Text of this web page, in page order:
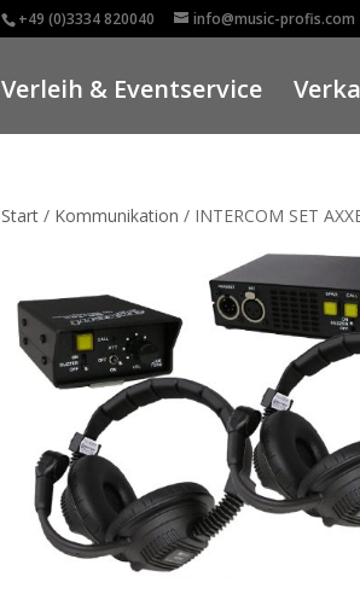
+49 (0)3334 820040 info@music-profis.com
Verleih & Eventservice
Start / Kommunikation / INTERCOM SET